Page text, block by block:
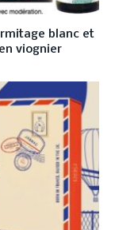
blanc et
viognier